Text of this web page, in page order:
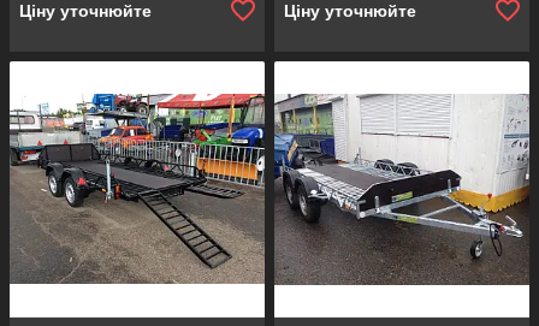
Ціну уточнюйте Ціну уточнюйте